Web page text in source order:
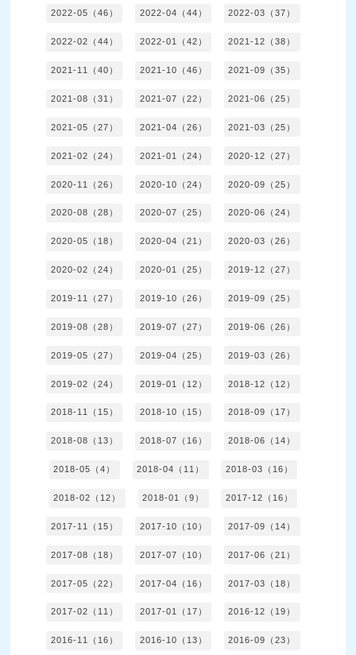
2022-05（46） 2022-04（44） 2022-03（37）
2022-02（44） 2022-01（42） 2021-12（38）
2021-11（40） 2021-10（46） 2021-09（35）
2021-08（31） 2021-07（22） 2021-06（25）
2021-05（27） 2021-04（26） 2021-03（25）
2021-02（24） 2021-01（24） 2020-12（27）
2020-11（26） 2020-10（24） 2020-09（25）
2020-08（28） 2020-07（25） 2020-06（24）
2020-05（18） 2020-04（21） 2020-03（26）
2020-02（24） 2020-01（25） 2019-12（27）
2019-11（27） 2019-10（26） 2019-09（25）
2019-08（28） 2019-07（27） 2019-06（26）
2019-05（27） 2019-04（25） 2019-03（26）
2019-02（24） 2019-01（12） 2018-12（12）
2018-11（15） 2018-10（15） 2018-09（17）
2018-08（13） 2018-07（16） 2018-06（14）
2018-05（4） 2018-04（11） 2018-03（16）
2018-02（12） 2018-01（9） 2017-12（16）
2017-11（15） 2017-10（10） 2017-09（14）
2017-08（18） 2017-07（10） 2017-06（21）
2017-05（22） 2017-04（16） 2017-03（18）
2017-02（11） 2017-01（17） 2016-12（19）
2016-11（16） 2016-10（13） 2016-09（23）